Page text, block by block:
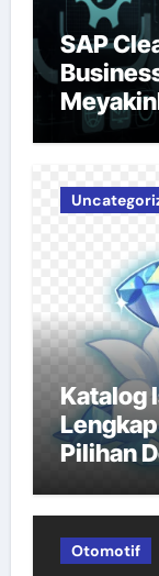
SAP
Katalog
Pilihan
Otomotif